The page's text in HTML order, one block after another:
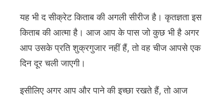
यह भी द सीक्रेट किताब की अगली सीरीज है। कृतज्ञता इस
किताब की आत्मा है। आज आप के पास जो कुछ भी है अगर
आप उसके प्रति शुक्रगुजार नहीं हैं, तो वह चीज आपसे एक
दिन दूर चली जाएगी।
इसीलिए अगर आप और पाने की इच्छा रखते हैं, तो आज